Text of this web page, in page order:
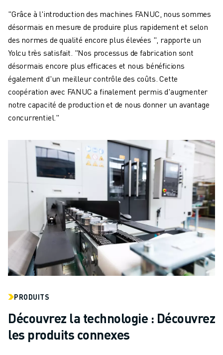
"Grâce à l'introduction des machines FANUC, nous sommes
désormais en mesure de produire plus rapidement et selon
des normes de qualité encore plus élevées ", rapporte un
Yolcu très satisfait. "Nos processus de fabrication sont
désormais encore plus efficaces et nous bénéficions
également d'un meilleur contrôle des coûts. Cette
coopération avec FANUC a finalement permis d'augmenter
notre capacité de production et de nous donner un avantage
concurrentiel."
PRODUITS
Découvrez la technologie : Découvrez
les produits connexes